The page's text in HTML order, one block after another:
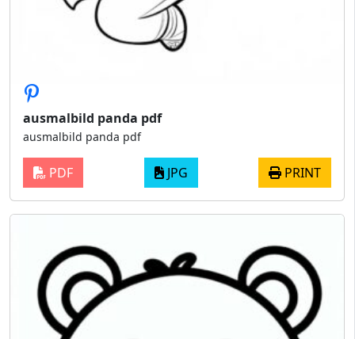
ausmalbild panda pdf
ausmalbild panda pdf
PDF JPG PRINT